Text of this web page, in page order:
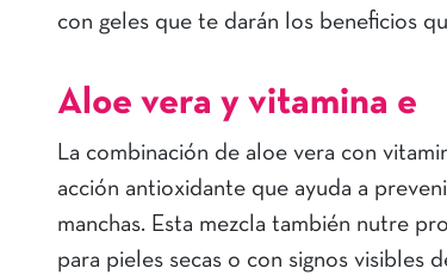
con geles que te darán los beneficios
Aloe vera y vitamina e
La combinación de aloe vera con
acción antioxidante que ayuda a
manchas. Esta mezcla también nutre
para pieles secas o con signos visibles